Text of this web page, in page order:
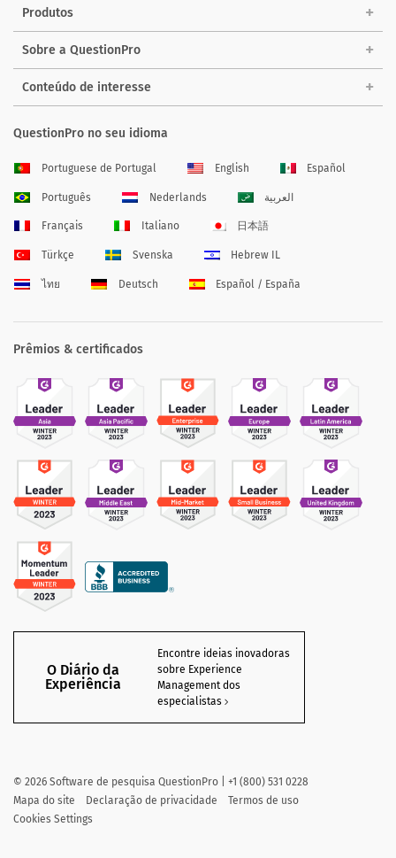
Produtos
Sobre a QuestionPro
Conteúdo de interesse
QuestionPro no seu idioma
Portuguese de Portugal English Español
Português Nederlands العربية
Français Italiano 日本語
Türkçe Svenska Hebrew IL
ไทย Deutsch Español / España
Prêmios & certificados
O Diário da
Experiência
Encontre ideias inovadoras
sobre Experience
Management dos
especialistas
© 2026 Software de pesquisa QuestionPro | +1 (800) 531 0228
Mapa do site
Declaração de privacidade
Termos de uso
Cookies Settings